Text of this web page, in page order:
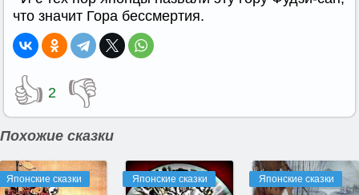
что значит Гора бессмертия.
👍 2 👎
Похожие сказки
Японские сказки Японские сказки Японские сказки